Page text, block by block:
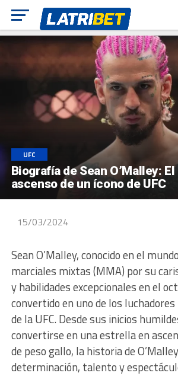
UFC
Biografía de Sean O’Malley: El
ascenso de un ícono de UFC
15/03/2024
Sean O’Malley, conocido en el
marciales mixtas (MMA) por su
y habilidades excepcionales en el
convertido en uno de los
de la UFC. Desde sus inicios
convertirse en una estrella en
de peso gallo, la historia de
determinación, talento y